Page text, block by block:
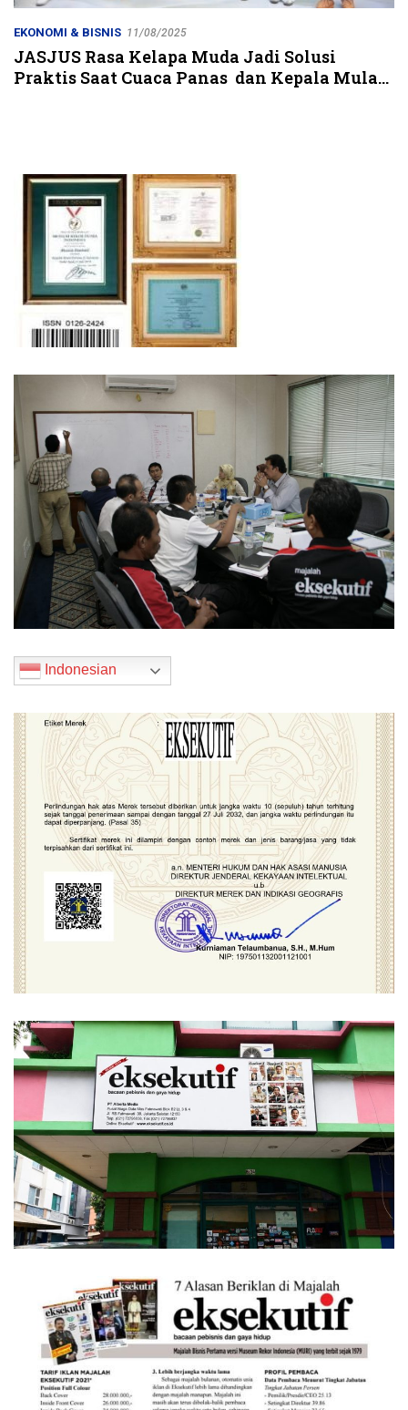
EKONOMI & BISNIS 11/08/2025
JASJUS Rasa Kelapa Muda Jadi Solusi
Praktis Saat Cuaca Panas dan Kepala Mulai
Indonesian